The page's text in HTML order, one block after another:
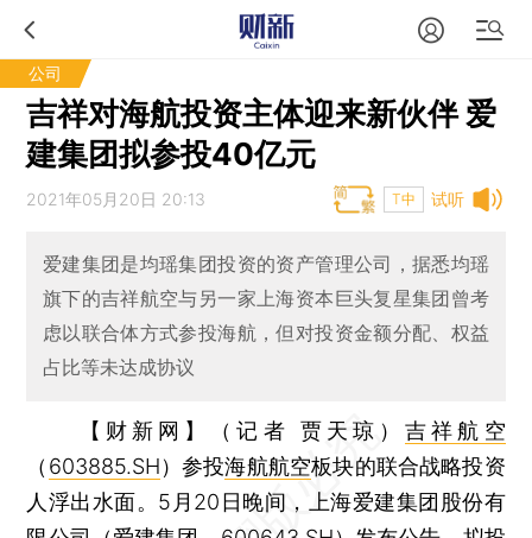
公司
吉祥对海航投资主体迎来新伙伴 爱
建集团拟参投40亿元
试听
2021年05月20日 20:13 T中
爱建集团是均瑶集团投资的资产管理公司，据悉均瑶
旗下的吉祥航空与另一家上海资本巨头复星集团曾考
虑以联合体方式参投海航，但对投资金额分配、权益
占比等未达成协议
【财新网】（记者 贾天琼）吉祥航空
（ 603885.SH）参投海航航空板块的联合战略投资
人浮出水面。5月20日晚间，上海爱建集团股份有